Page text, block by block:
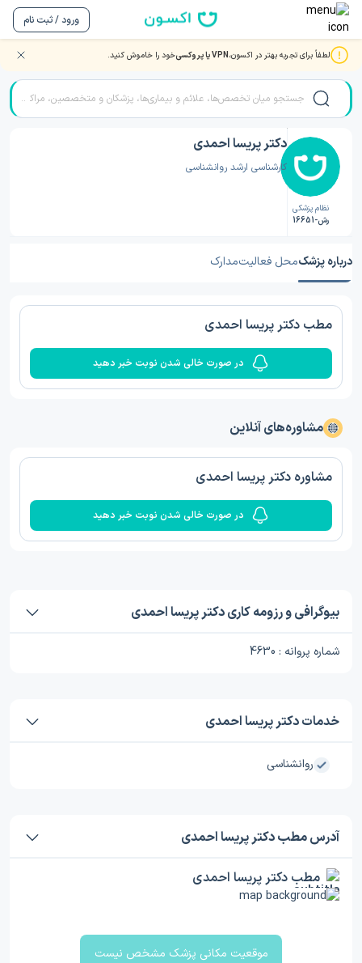
ورود / ثبت نام
لطفاً برای تجربه بهتر در اکسون،VPN یا پروکسی خود را خاموش کنید. صفحه اصلی/دکتر روانشناسی/دکتر روانشناسی اهواز/دکتر پریسا احمدی
نظام پزشکی
رش-16651
دکتر پریسا احمدی
کارشناسی ارشد روانشناسی
درباره پزشکمحل فعالیتمدارک
مطب دکتر پریسا احمدی
در صورت خالی شدن نوبت خبر دهید
مشاوره‌های آنلاین
مشاوره دکتر پریسا احمدی
در صورت خالی شدن نوبت خبر دهید
بیوگرافی و رزومه کاری دکتر پریسا احمدی
شماره پروانه : 4630
خدمات دکتر پریسا احمدی
روانشناسی
آدرس مطب دکتر پریسا احمدی
مطب دکتر پریسا احمدی
موقعیت مکانی پزشک مشخص نیست